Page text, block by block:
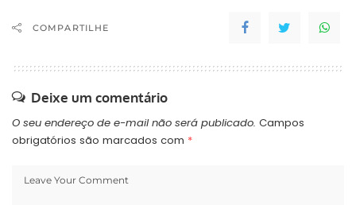
COMPARTILHE
Deixe um comentário
O seu endereço de e-mail não será publicado. Campos
obrigatórios são marcados com *